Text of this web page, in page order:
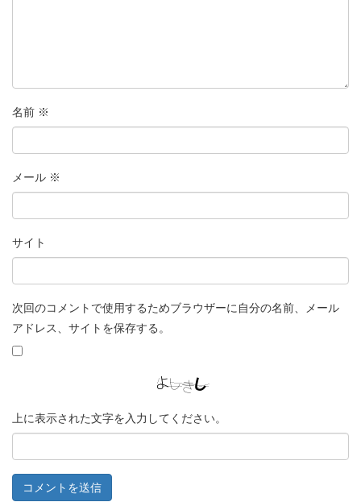
名前 ※
メール ※
サイト
次回のコメントで使用するためブラウザーに自分の名前、メール
アドレス、サイトを保存する。
上に表示された文字を入力してください。